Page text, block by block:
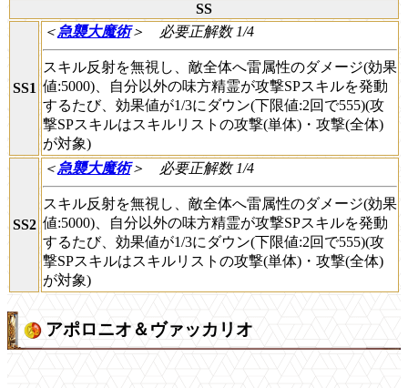
SS
SS1
＜急襲大魔術＞ 必要正解数 1/4
スキル反射を無視し、敵全体へ雷属性のダメージ(効果
値:5000)、自分以外の味方精霊が攻撃SPスキルを発動
するたび、効果値が1/3にダウン(下限値:2回で555)(攻
撃SPスキルはスキルリストの攻撃(単体)・攻撃(全体)
が対象)
SS2
＜急襲大魔術＞ 必要正解数 1/4
スキル反射を無視し、敵全体へ雷属性のダメージ(効果
値:5000)、自分以外の味方精霊が攻撃SPスキルを発動
するたび、効果値が1/3にダウン(下限値:2回で555)(攻
撃SPスキルはスキルリストの攻撃(単体)・攻撃(全体)
が対象)
アポロニオ＆ヴァッカリオ